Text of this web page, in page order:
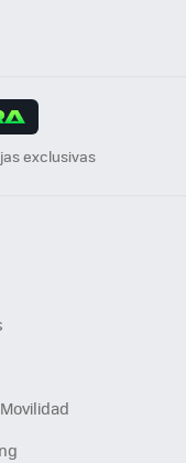
exclusivas